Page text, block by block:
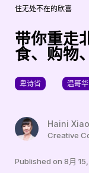
住无处不在的欣喜
带你重走
食、购物
卑诗省 温哥华
Haini Xiao
Creative
Published on 8月